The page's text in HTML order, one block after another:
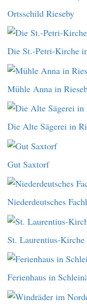
Ortsschild Rieseby
Die St.-Petri-Kirche
Mühle Anna in
Die Alte Sägerei in
Gut Saxtorf
Niederdeutsches
St. Laurentius-
Ferienhaus in